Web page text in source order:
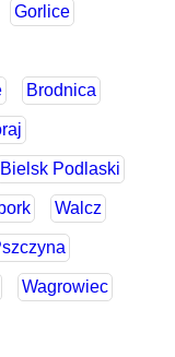
Gorlice
Brodnica
Bielsk Podlaski
Walcz
Wagrowiec